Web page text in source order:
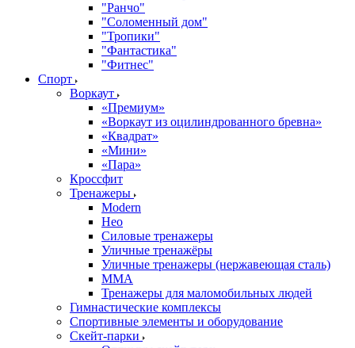
"Ранчо"
"Соломенный дом"
"Тропики"
"Фантастика"
"Фитнес"
Спорт
Воркаут
«Премиум»
«Воркаут из оцилиндрованного бревна»
«Квадрат»
«Мини»
«Пара»
Кроссфит
Тренажеры
Modern
Нео
Силовые тренажеры
Уличные тренажёры
Уличные тренажеры (нержавеющая сталь)
ММА
Тренажеры для маломобильных людей
Гимнастические комплексы
Спортивные элементы и оборудование
Скейт-парки